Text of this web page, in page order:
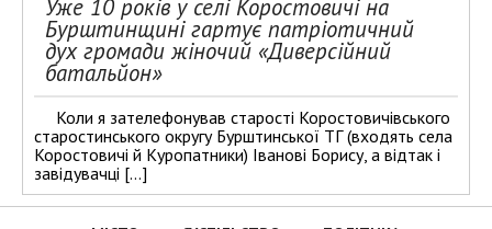
Уже 10 років у селі Коростовичі на
Бурштинщині гартує патріотичний
дух громади жіночий «Диверсійний
батальйон»
Коли я зателефонував старості Коростовичівського
старостинського округу Бурштинської ТГ (входять села
Коростовичі й Куропатники) Іванові Борису, а відтак і
завідувачці […]